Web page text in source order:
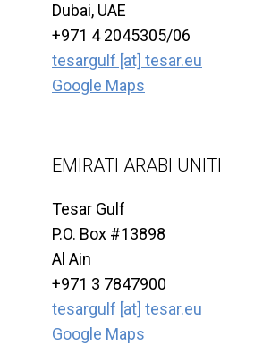
Dubai, UAE
+971 4 2045305/06
tesargulf [at] tesar.eu
Google Maps
EMIRATI ARABI UNITI
Tesar Gulf
P.O. Box #13898
Al Ain
+971 3 7847900
tesargulf [at] tesar.eu
Google Maps